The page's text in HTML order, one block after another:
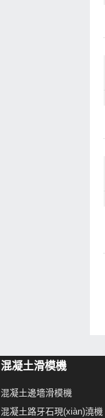
混凝土滑模機
混凝土邊墻滑模機
混凝土路牙石現(xiàn)澆機